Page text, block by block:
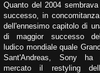
Quanto del 2004 sembrava
successo, in
dell'ennesimo capitolo di
di maggior successo
ludico mondiale quale
Sant'Andreas, Sony ha
mercato il restyling